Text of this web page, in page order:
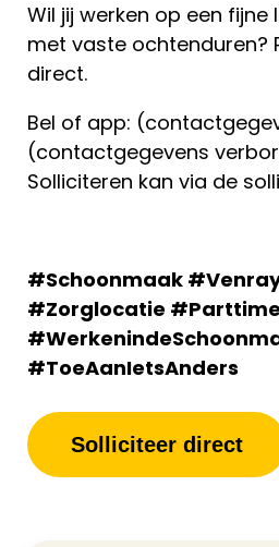
Wil jij werken op een
met vaste ochtenduren?
direct.
Bel of app:
(contactgegevens
Solliciteren kan via de
#Schoonmaak
#Zorglocatie #Parttime
#ToeAanIetsAnders
Solliciteer direct